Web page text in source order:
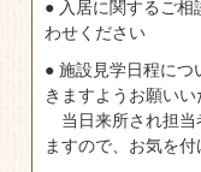
● 入居に関するご相
わせください
● 施設見学日程につ
きますようお願いい
当日来所され担当
ますので、お気を付